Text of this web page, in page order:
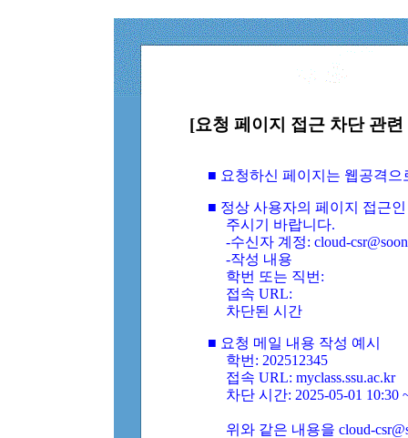
[요청 페이지 접근 차단 관
■ 요청하신 페이지는 웹공격
■ 정상 사용자의 페이지 접근
주시기 바랍니다.
-수신자 계정: cloud-
-작성 내용
학번 또는 직번:
접속 URL:
차단된 시간
■ 요청 메일 내용 작성 예시
학번: 202512345
접속 URL: myclass.ssu.ac.kr
차단 시간: 2025-05-01 10:30
위와 같은 내용을 cloud-